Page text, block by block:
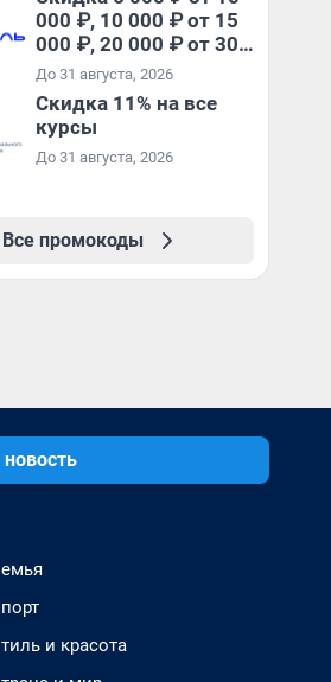
000 ₽, 10 000 ₽ от 15
000 ₽, 20 000 ₽ от 30
000 ₽ и 35 000 ₽ от 50
000 ₽ на первый и все
повторные заказы по
промокоду НАБЕРИ
До 31 августа, 2026
Скидка 11% на все
курсы
До 31 августа, 2026
Все промокоды
и красота